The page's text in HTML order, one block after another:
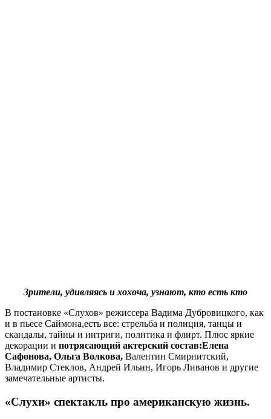
Зрители, удивляясь и хохоча, узнают, кто есть кто
В постановке «Слухов» режиссера Вадима Дубровицкого, как
и в пьесе Саймона,есть все: стрельба и полиция, танцы и
скандалы, тайны и интриги, политика и флирт. Плюс яркие
декорации и потрясающий актерский состав:Елена
Сафонова, Ольга Волкова, Валентин Смирнитский,
Владимир Стеклов, Андрей Ильин, Игорь Ливанов и другие
замечательные артисты.
«Слухи» спектакль про американскую жизнь.